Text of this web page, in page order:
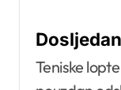
Teniske